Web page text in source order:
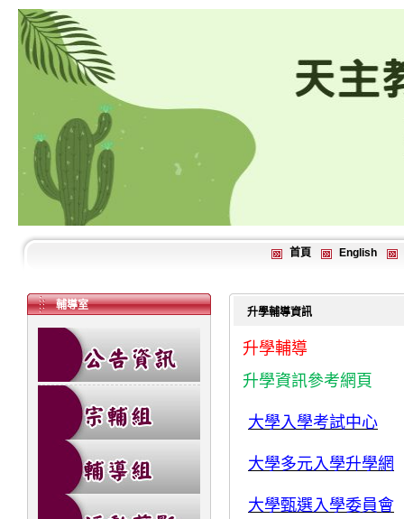
首頁 English
輔導室
升學輔導資訊
升學輔導
升學資訊參考網頁
大學入學考試中心
大學多元入學升學網
大學甄選入學委員會